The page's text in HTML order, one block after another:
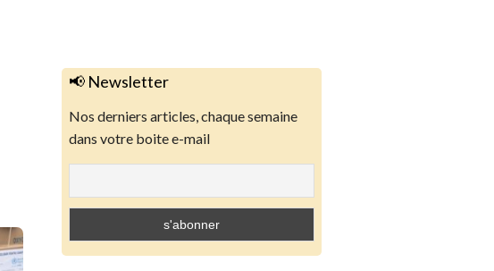
📢 Newsletter
Nos derniers articles, chaque semaine
dans votre boite e-mail